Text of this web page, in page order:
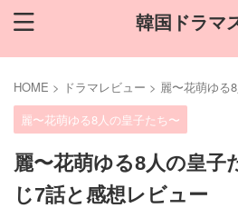
韓国ドラマ
HOME > ドラマレビュー > 麗〜花萌ゆる
麗〜花萌ゆる8人の皇子たち〜
麗〜花萌ゆる8人の皇子
じ7話と感想レビュー